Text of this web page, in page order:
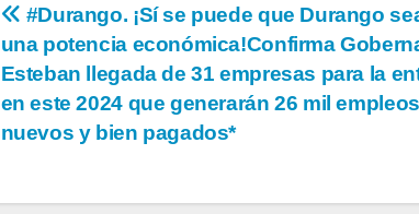
Navegación
de
entradas
#Durango. ¡Sí se puede que Durango
una potencia económica!Confirma
Esteban llegada de 31 empresas para la
en este 2024 que generarán 26 mil empleos
nuevos y bien pagados*